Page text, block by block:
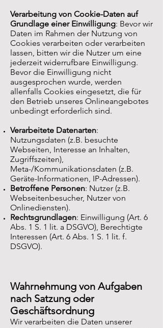
Verarbeitung von Cookie-Daten auf
Grundlage einer Einwilligung: Bevor wir
Daten im Rahmen der Nutzung von
Cookies verarbeiten oder verarbeiten
lassen, bitten wir die Nutzer um eine
jederzeit widerrufbare Einwilligung.
Bevor die Einwilligung nicht
ausgesprochen wurde, werden
allenfalls Cookies eingesetzt, die für
den Betrieb unseres Onlineangebotes
unbedingt erforderlich sind.
Verarbeitete Datenarten:
Nutzungsdaten (z.B. besuchte
Webseiten, Interesse an Inhalten,
Zugriffszeiten),
Meta-/Kommunikationsdaten (z.B.
Geräte-Informationen, IP-Adressen).
Betroffene Personen: Nutzer (z.B.
Webseitenbesucher, Nutzer von
Onlinediensten).
Rechtsgrundlagen: Einwilligung (Art. 6
Abs. 1 S. 1 lit. a DSGVO), Berechtigte
Interessen (Art. 6 Abs. 1 S. 1 lit. f.
DSGVO).
Wahrnehmung von Aufgaben
nach Satzung oder
Geschäftsordnung
Wir verarbeiten die Daten unserer